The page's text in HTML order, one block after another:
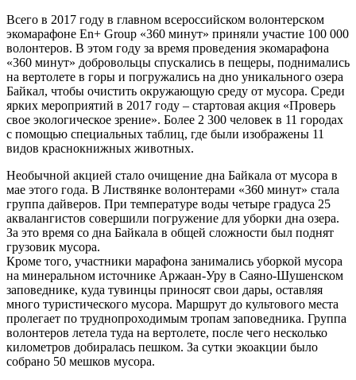
Всего в 2017 году в главном всероссийском волонтерском
экомарафоне En+ Group «360 минут» приняли участие 100 000
волонтеров. В этом году за время проведения экомарафона
«360 минут» добровольцы спускались в пещеры, поднимались
на вертолете в горы и погружались на дно уникального озера
Байкал, чтобы очистить окружающую среду от мусора. Среди
ярких мероприятий в 2017 году – стартовая акция «Проверь
свое экологическое зрение». Более 2 300 человек в 11 городах
с помощью специальных таблиц, где были изображены 11
видов краснокнижных животных.
Необычной акцией стало очищение дна Байкала от мусора в
мае этого года. В Листвянке волонтерами «360 минут» стала
группа дайверов. При температуре воды четыре градуса 25
аквалангистов совершили погружение для уборки дна озера.
За это время со дна Байкала в общей сложности был поднят
грузовик мусора.
Кроме того, участники марафона занимались уборкой мусора
на минеральном источнике Аржаан-Уру в Саяно-Шушенском
заповеднике, куда тувинцы приносят свои дары, оставляя
много туристического мусора. Маршрут до культового места
пролегает по труднопроходимым тропам заповедника. Группа
волонтеров летела туда на вертолете, после чего несколько
километров добиралась пешком. За сутки экоакции было
собрано 50 мешков мусора.